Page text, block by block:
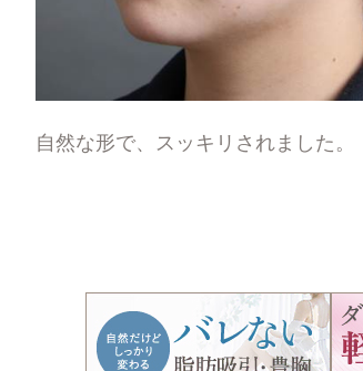
自然な形で、スッキリされました。